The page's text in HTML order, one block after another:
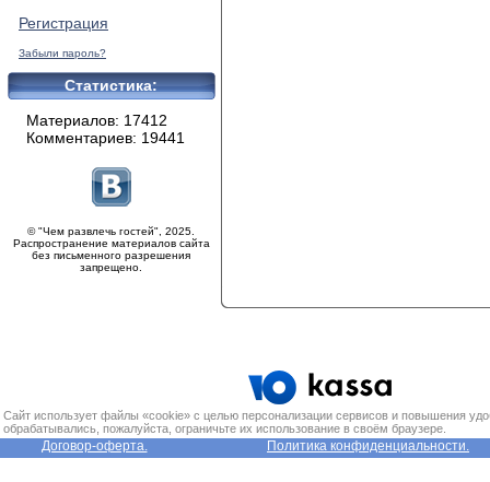
Регистрация
Забыли пароль?
Статистика:
Материалов: 17412
Комментариев: 19441
© "Чем развлечь гостей", 2025.
Распространение материалов сайта
без письменного разрешения
запрещено.
Сайт использует файлы «cookie» с целью персонализации сервисов и повышения
обрабатывались, пожалуйста, ограничьте их использование в своём браузере.
Договор-оферта. Политика конфиденциальности.